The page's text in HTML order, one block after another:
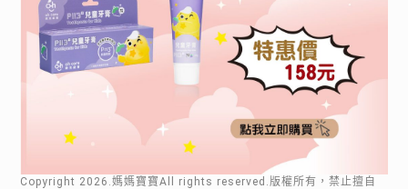
Copyright 2026 .媽媽寶寶All rights reserved.版權所有，禁止擅自